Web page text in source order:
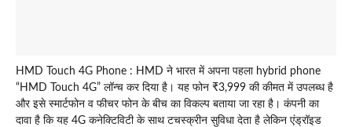
HMD Touch 4G Phone : HMD ने भारत में अपना पहला hybrid phone
“HMD Touch 4G” लॉन्च कर दिया है। यह फोन ₹3,999 की कीमत में उपलब्ध है
और इसे स्मार्टफोन व फीचर फोन के बीच का विकल्प बताया जा रहा है। कंपनी का
दावा है कि यह 4G कनेक्टिविटी के साथ टचस्क्रीन सुविधा देता है लेकिन एंड्रॉइड